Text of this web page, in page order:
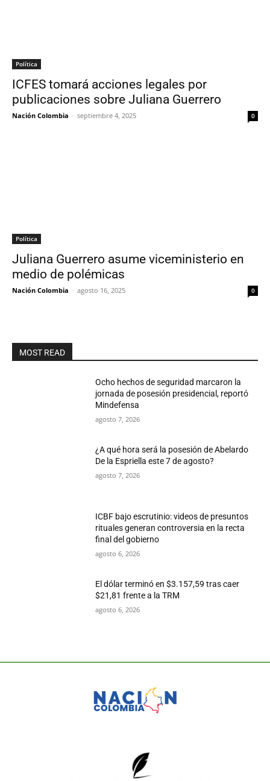
Política
ICFES tomará acciones legales por
publicaciones sobre Juliana Guerrero
Nación Colombia - septiembre 4, 2025 0
Política
Juliana Guerrero asume viceministerio en
medio de polémicas
Nación Colombia - agosto 16, 2025 0
MOST READ
Ocho hechos de seguridad marcaron la
jornada de posesión presidencial, reportó
Mindefensa
agosto 7, 2026
¿A qué hora será la posesión de Abelardo
De la Espriella este 7 de agosto?
agosto 7, 2026
ICBF bajo escrutinio: videos de presuntos
rituales generan controversia en la recta
final del gobierno
agosto 6, 2026
El dólar terminó en $3.157,59 tras caer
$21,81 frente a la TRM
agosto 6, 2026